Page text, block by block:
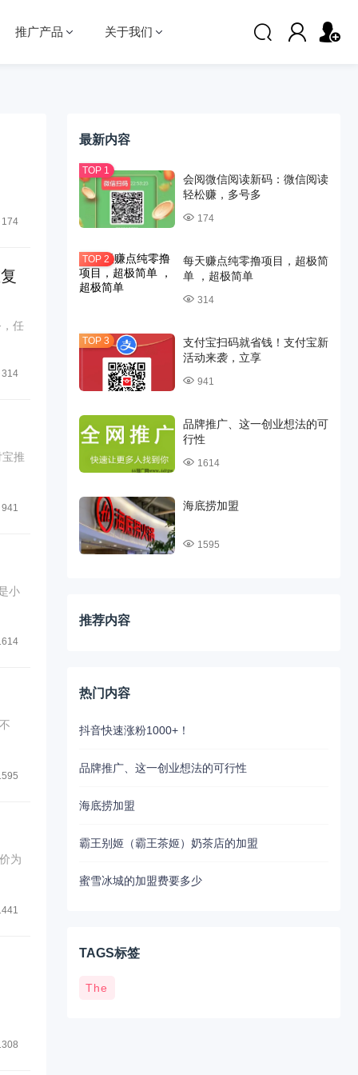
推广产品 关于我们
174
任
314
941
小
为
最新内容
会阅微信阅读新码：微信阅读
轻松赚，多号多
174
每天赚点纯零撸项目，超极简
单 ，超极简单
314
支付宝扫码就省钱！支付宝新
活动来袭，立享
941
品牌推广、这一创业想法的可
行性
1614
海底捞加盟
1595
推荐内容
热门内容
抖音快速涨粉1000+！
品牌推广、这一创业想法的可行性
海底捞加盟
霸王别姬（霸王茶姬）奶茶店的加盟
蜜雪冰城的加盟费要多少
TAGS标签
The